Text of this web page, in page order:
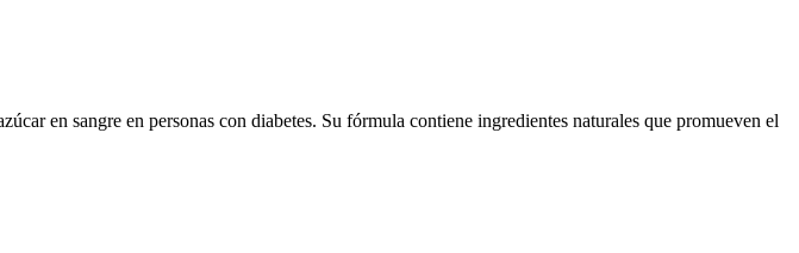
en sangre en personas con diabetes. Su fórmula contiene ingredientes naturales que promueven el